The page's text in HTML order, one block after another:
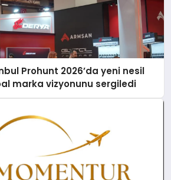
Prohunt 2026’da yeni nesil
marka vizyonunu sergiledi